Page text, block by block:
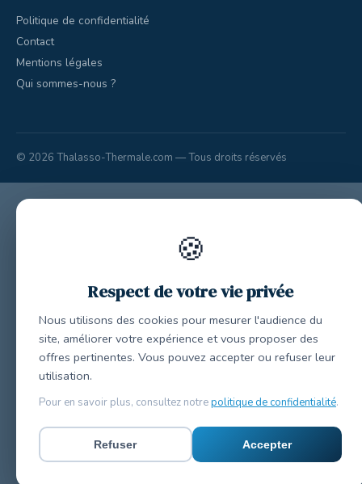
Politique de confidentialité
Contact
Mentions légales
Qui sommes-nous ?
© 2026 Thalasso-Thermale.com — Tous droits réservés
🍪
Respect de votre vie privée
Nous utilisons des cookies pour mesurer l'audience du
site, améliorer votre expérience et vous proposer des
offres pertinentes. Vous pouvez accepter ou refuser leur
utilisation.
Pour en savoir plus, consultez notrepolitique de confidentialité.
Refuser Accepter